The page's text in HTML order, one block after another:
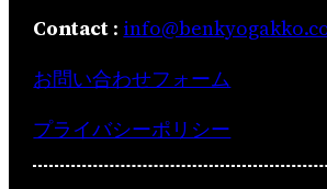
Contact :
お問い合わせフォーム
プライバシーポリシー